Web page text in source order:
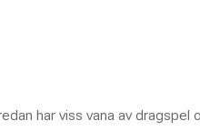
har viss vana av dragspel